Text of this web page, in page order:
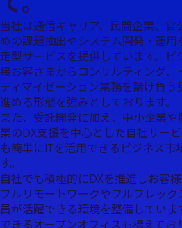
当社は通信キャリア、民間企業、官
めの課題抽出やシステム開発・運
走型サービスを提供しています。
接お客さまからコンサルティング
ティマイゼーション業務を請け負
進める形態を強みとしております。
また、受託開発に加え、中小企業
業のDX支援を中心とした自社サー
も簡単にITを活用できるビジネス市
す。
自社でも積極的にDXを推進しお客
フルリモートワークやフルフレッ
員が活躍できる環境を整備してい